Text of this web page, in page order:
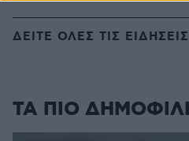
ΔΕΙΤΕ ΟΛΕΣ ΤΙΣ ΕΙΔΗΣΕΙΣ
ΤΑ ΠΙΟ